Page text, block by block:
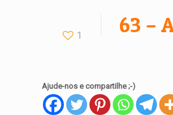
1 63 –
Ajude-nos e compartilhe ;-)